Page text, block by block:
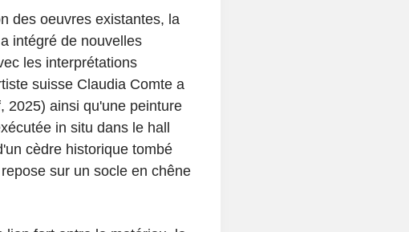
des oeuvres existantes, la
intégré de nouvelles
les interprétations
suisse Claudia Comte a
2025) ainsi qu'une peinture
in situ dans le hall
cèdre historique tombé
sur un socle en chêne